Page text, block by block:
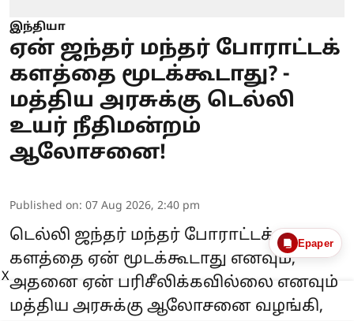
இந்தியா
ஏன் ஜந்தர் மந்தர் போராட்டக்
களத்தை மூடக்கூடாது? -
மத்திய அரசுக்கு டெல்லி
உயர் நீதிமன்றம்
ஆலோசனை!
Published on: 07 Aug 2026, 2:40 pm
டெல்லி ஜந்தர் மந்தர் போராட்டக்
களத்தை ஏன் மூடக்கூடாது எனவும்,
அதனை ஏன் பரிசீலிக்கவில்லை எனவும்
மத்திய அரசுக்கு ஆலோசனை வழங்கி,
Epaper
X